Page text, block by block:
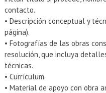
contacto.
• Descripción conceptual y
página).
• Fotografías de las obras
resolución, que incluya
técnicas.
• Currículum.
• Material de apoyo con obra